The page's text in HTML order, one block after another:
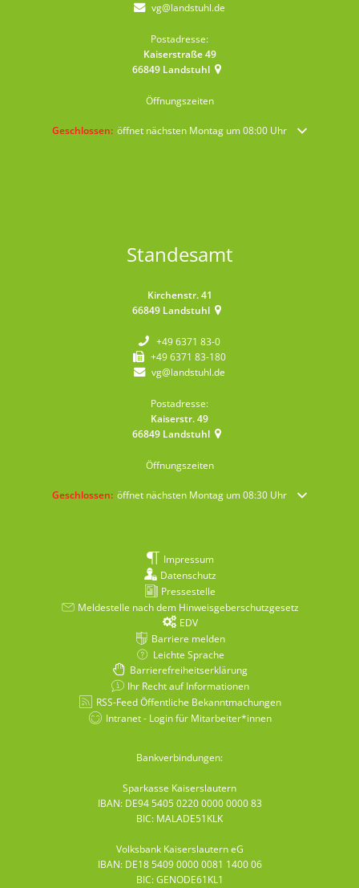
vg@landstuhl.de
Postadresse:
Kaiserstraße 49
66849 Landstuhl
Öffnungszeiten
Klicken, um weitere Öffnungs- oder Schließzeiten auszublenden
Geschlossen: öffnet nächsten Montag um 08:00 Uhr
Standesamt
Kirchenstr. 41
66849 Landstuhl
+49 6371 83-0
+49 6371 83-180
vg@landstuhl.de
Postadresse:
Kaiserstr. 49
66849 Landstuhl
Öffnungszeiten
Klicken, um weitere Öffnungs- oder Schließzeiten auszublenden
Geschlossen: öffnet nächsten Montag um 08:30 Uhr
Impressum
Datenschutz
Pressestelle
Meldestelle nach dem Hinweisgeberschutzgesetz
EDV
Barriere melden
Leichte Sprache
Barrierefreiheitserklärung
Ihr Recht auf Informationen
RSS-Feed Öffentliche Bekanntmachungen
Intranet - Login für Mitarbeiter*innen
Bankverbindungen:
Sparkasse Kaiserslautern
IBAN: DE94 5405 0220 0000 0000 83
BIC: MALADE51KLK
Volksbank Kaiserslautern eG
IBAN: DE18 5409 0000 0081 1400 06
BIC: GENODE61KL1